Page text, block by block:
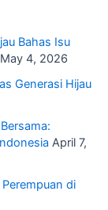
Bahas Isu
May 4, 2026
Generasi Hijau
April 7,
di